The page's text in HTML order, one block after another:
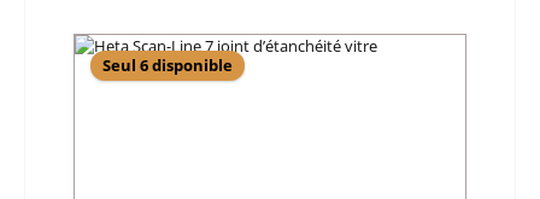
Seul 6 disponible